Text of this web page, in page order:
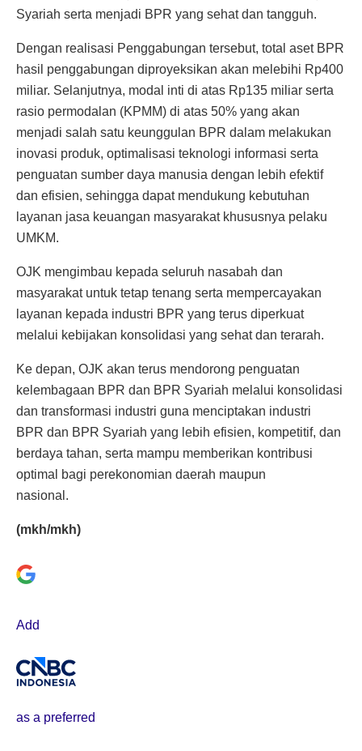
Syariah serta menjadi BPR yang sehat dan tangguh.
Dengan realisasi Penggabungan tersebut, total aset BPR
hasil penggabungan diproyeksikan akan melebihi Rp400
miliar. Selanjutnya, modal inti di atas Rp135 miliar serta
rasio permodalan (KPMM) di atas 50% yang akan
menjadi salah satu keunggulan BPR dalam melakukan
inovasi produk, optimalisasi teknologi informasi serta
penguatan sumber daya manusia dengan lebih efektif
dan efisien, sehingga dapat mendukung kebutuhan
layanan jasa keuangan masyarakat khususnya pelaku
UMKM.
OJK mengimbau kepada seluruh nasabah dan
masyarakat untuk tetap tenang serta mempercayakan
layanan kepada industri BPR yang terus diperkuat
melalui kebijakan konsolidasi yang sehat dan terarah.
Ke depan, OJK akan terus mendorong penguatan
kelembagaan BPR dan BPR Syariah melalui konsolidasi
dan transformasi industri guna menciptakan industri
BPR dan BPR Syariah yang lebih efisien, kompetitif, dan
berdaya tahan, serta mampu memberikan kontribusi
optimal bagi perekonomian daerah maupun
nasional.
(mkh/mkh)
Add
as a preferred